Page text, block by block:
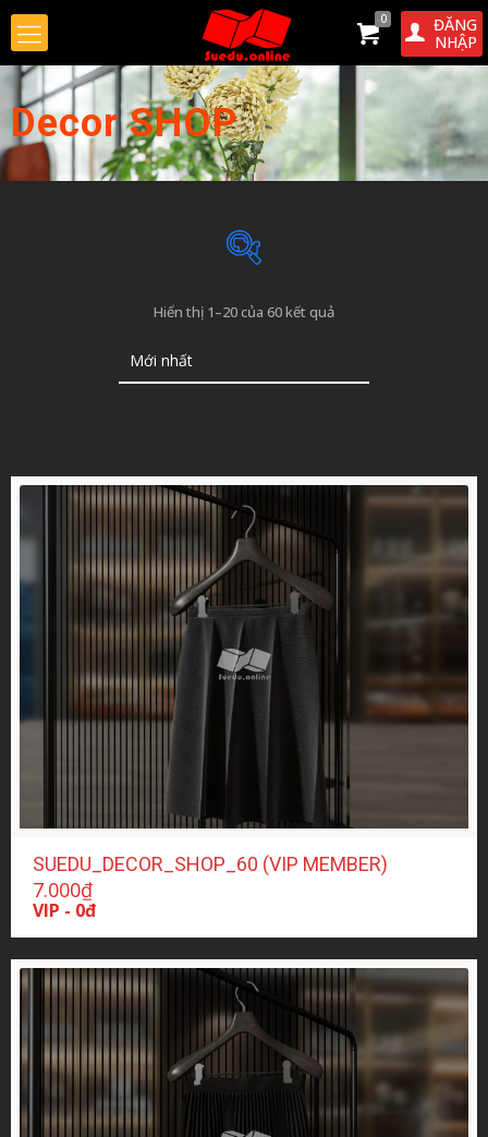
0
ĐĂNG
NHẬP
Decor SHOP
Hiển thị 1–20 của 60 kết quảĐược
SUEDU_DECOR_SHOP_60 (VIP MEMBER)
7.000₫
VIP - 0đ